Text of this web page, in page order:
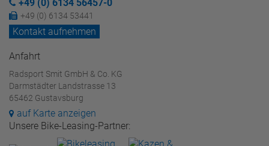
+49 (0) 6134 56457-0
+49 (0) 6134 53441
Kontakt aufnehmen
Anfahrt
Radsport Smit GmbH & Co. KG
Darmstädter Landstrasse 13
65462 Gustavsburg
auf Karte anzeigen
Unsere Bike-Leasing-Partner: